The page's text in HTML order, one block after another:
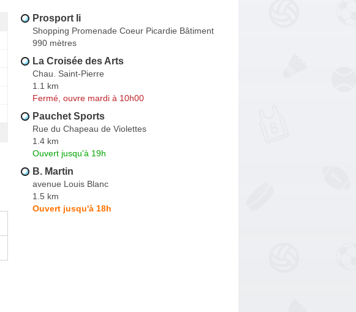
Prosport Ii
Shopping Promenade Coeur Picardie Bâtiment
990 mètres
La Croisée des Arts
Chau. Saint-Pierre
1.1 km
Fermé, ouvre mardi à 10h00
Pauchet Sports
Rue du Chapeau de Violettes
1.4 km
Ouvert jusqu'à 19h
B. Martin
avenue Louis Blanc
1.5 km
Ouvert jusqu'à 18h